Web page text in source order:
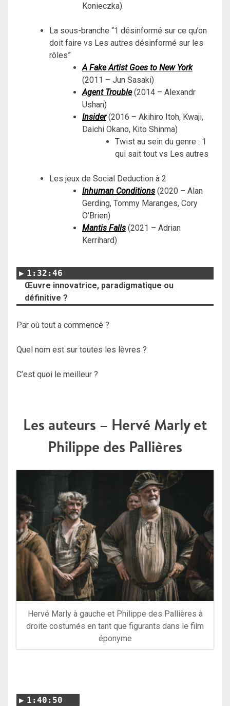
Konieczka)
La sous-branche “1 désinformé sur ce qu’on
doit faire vs Les autres désinformé sur les
rôles”
A Fake Artist Goes to New York
(2011 – Jun Sasaki)
Agent Trouble(2014 – Alexandr
Ushan)
Insider(2016 – Akihiro Itoh, Kwaji,
Daichi Okano, Kito Shinma)
Twist au sein du genre : 1
qui sait tout vs Les autres
Les jeux de Social Deduction à 2
Inhuman Conditions (2020 – Alan
Gerding, Tommy Maranges, Cory
O’Brien)
Mantis Falls (2021 – Adrian
Kerrihard)
1:32:46
Œuvre innovatrice, paradigmatique ou
définitive ?
Par où tout a commencé ?
Quel nom est sur toutes les lèvres ?
C’est quoi le meilleur ?
Les auteurs – Hervé Marly et
Philippe des Pallières
Hervé Marly à gauche et Philippe des Pallières à
droite costumés en tant que figurants dans le film
éponyme
1:40:50